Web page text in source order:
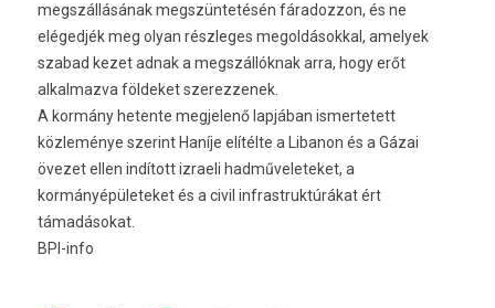
megszállásának megszüntetésén fáradozzon, és ne
elégedjék meg olyan részleges megoldásokkal, amelyek
szabad kezet adnak a megszállóknak arra, hogy erőt
alkalmazva földeket szerezzenek.
A kormány hetente megjelenő lapjában ismertetett
közleménye szerint Haníje elítélte a Libanon és a Gázai
övezet ellen indított izraeli hadműveleteket, a
kormányépületeket és a civil infrastruktúrákat ért
támadásokat.
BPI-info